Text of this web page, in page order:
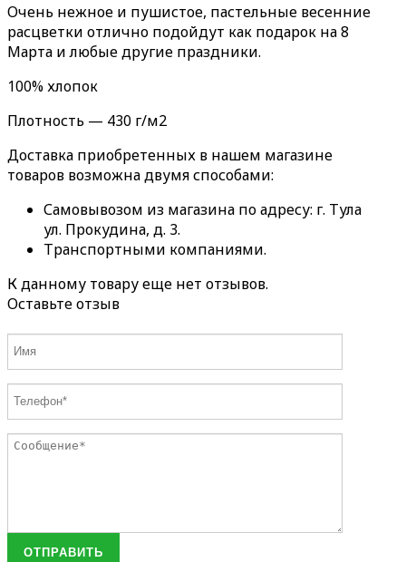
Очень нежное и пушистое, пастельные весенние
расцветки отлично подойдут как подарок на 8
Марта и любые другие праздники.
100% хлопок
Плотность — 430 г/м2
Доставка приобретенных в нашем магазине
товаров возможна двумя способами:
Самовывозом из магазина по адресу: г. Тула
ул. Прокудина, д. 3.
Транспортными компаниями.
К данному товару еще нет отзывов.
Оставьте отзыв
ОТПРАВИТЬ